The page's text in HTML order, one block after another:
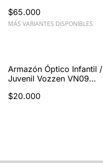
54-17-142
$65.000
MÁS VARIANTES DISPONIBLES
Armazón Óptico Infantil /
Juvenil Vozzen VN09
18-140
$20.000